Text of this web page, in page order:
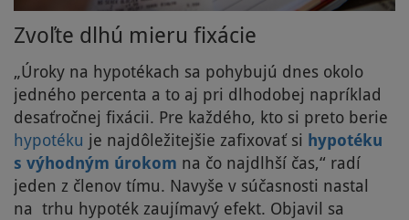
Zvoľte dlhú mieru fixácie
„Úroky na hypotékach sa pohybujú dnes okolo
jedného percenta a to aj pri dlhodobej napríklad
desaťročnej fixácii. Pre každého, kto si preto berie
hypotéku je najdôležitejšie zafixovať si hypotéku
s výhodným úrokom na čo najdlhší čas,“ radí
jeden z členov tímu. Navyše v súčasnosti nastal
na trhu hypoték zaujímavý efekt. Objavil sa